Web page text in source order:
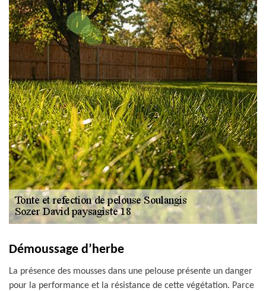
Démoussage d’herbe
La présence des mousses dans une pelouse présente un danger
pour la performance et la résistance de cette végétation. Parce